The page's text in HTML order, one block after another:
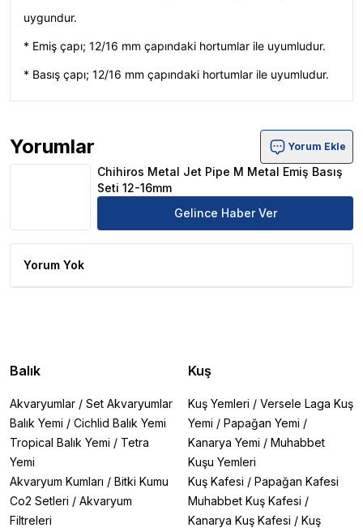
uygundur.
* Emiş çapı; 12/16 mm çapındaki hortumlar ile uyumludur.
* Basış çapı; 12/16 mm çapındaki hortumlar ile uyumludur.
Yorumlar
Chihiros Metal Jet Pipe M Metal Emiş Basış Seti 12-
Yorum Ekle
Chihiros Metal Jet Pipe M Metal Emiş Basış
Seti 12-16mm
Gelince Haber Ver
Yorum Yok
Balık
Akvaryumlar / Set Akvaryumlar
Balık Yemi / Cichlid Balık Yemi
Tropical Balık Yemi / Tetra
Yemi
Akvaryum Kumları / Bitki Kumu
Co2 Setleri / Akvaryum
Filtreleri
Kuş
Kuş Yemleri / Versele Laga Kuş
Yemi / Papağan Yemi /
Kanarya Yemi / Muhabbet
Kuşu Yemleri
Kuş Kafesi / Papağan Kafesi
Muhabbet Kuş Kafesi /
Kanarya Kuş Kafesi / Kuş